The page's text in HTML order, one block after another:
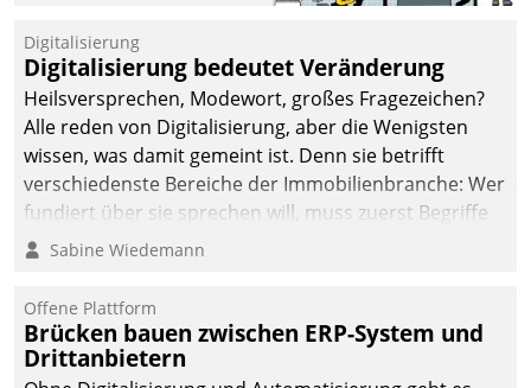
Jahresbeginn eine
Überblick, Einsicht und
Eingriff bietende Lösung.
Zur Entwicklung setzte
man auf
Cloudtechnologie,
bewährte und Startup-
agile Projektmethoden.
Digitalisierung
Digitalisierung bedeutet Veränderung
Heilsversprechen, Modewort, großes Fragezeichen?
Alle reden von Digitalisierung, aber die Wenigsten
wissen, was damit gemeint ist. Denn sie betrifft
verschiedenste Bereiche der Immobilienbranche: Wer
fundiert über sie sprechen will, muss zuerst Begriffe
klären. Ein Aspekt ist die betriebliche Optimierung:
Einsparungen durch optimierte und automatisierte
Prozesse. Doch man darf nicht zu viel erwarten: Allein
mit der Einführung einer neuen Software ist es nicht
Sabine Wiedemann
Offene Plattform
Brücken bauen zwischen ERP-System und
Drittanbietern